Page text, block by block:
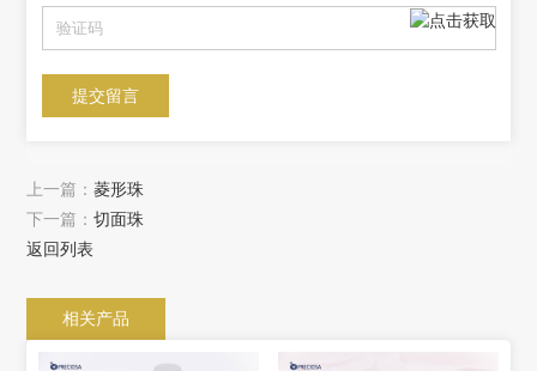
上一篇：菱形珠
返回列表
下一篇：切面珠
相关产品